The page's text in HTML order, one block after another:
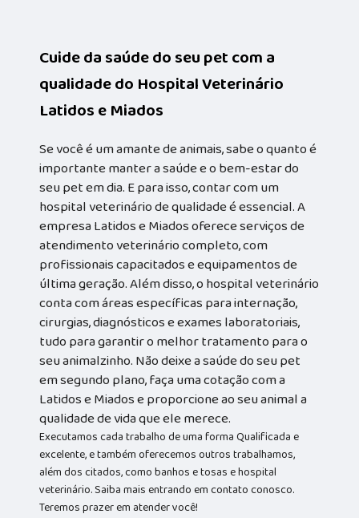
Cuide da saúde do seu pet com a
qualidade do Hospital Veterinário
Latidos e Miados
Se você é um amante de animais, sabe o quanto é
importante manter a saúde e o bem-estar do
seu pet em dia. E para isso, contar com um
hospital veterinário de qualidade é essencial. A
empresa Latidos e Miados oferece serviços de
atendimento veterinário completo, com
profissionais capacitados e equipamentos de
última geração. Além disso, o hospital veterinário
conta com áreas específicas para internação,
cirurgias, diagnósticos e exames laboratoriais,
tudo para garantir o melhor tratamento para o
seu animalzinho. Não deixe a saúde do seu pet
em segundo plano, faça uma cotação com a
Latidos e Miados e proporcione ao seu animal a
qualidade de vida que ele merece.
Executamos cada trabalho de uma forma Qualificada e
excelente, e também oferecemos outros trabalhamos,
além dos citados, como banhos e tosas e hospital
veterinário. Saiba mais entrando em contato conosco.
Teremos prazer em atender você!